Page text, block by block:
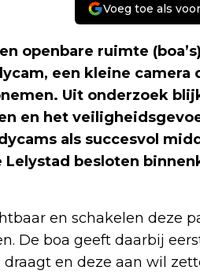
Voeg toe als
openbare ruimte
een kleine camera
Uit onderzoek
en het
als succesvol
besloten
en schakelen deze
De boa geeft daarbij
en deze aan wil